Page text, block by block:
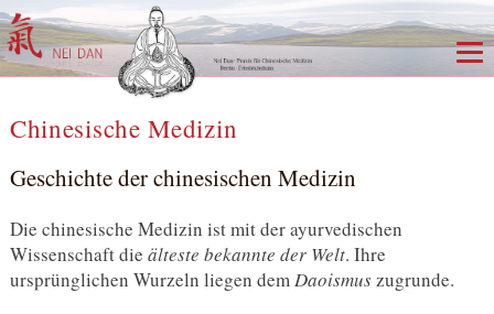
Chinesische Medizin
Geschichte der chinesischen Medizin
Die chinesische Medizin ist mit der ayurvedischen
Wissenschaft die älteste bekannte der Welt. Ihre
ursprünglichen Wurzeln liegen demDaoismuszugrunde.